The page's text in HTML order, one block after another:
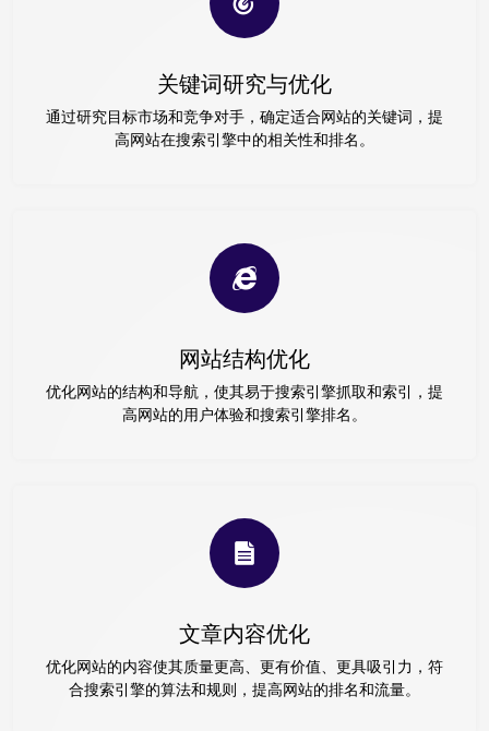
关键词研究与优化
通过研究目标市场和竞争对手，确定适合网站的关键词，提
高网站在搜索引擎中的相关性和排名。
网站结构优化
优化网站的结构和导航，使其易于搜索引擎抓取和索引，提
高网站的用户体验和搜索引擎排名。
文章内容优化
优化网站的内容使其质量更高、更有价值、更具吸引力，符
合搜索引擎的算法和规则，提高网站的排名和流量。